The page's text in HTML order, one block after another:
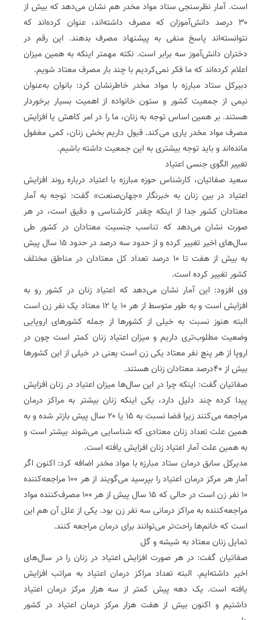
است. آمار نظرسنجی ستاد مواد مخدر هم نشان می‌دهد که بیش از
۳۰ درصد دانش‌آموزان که مصرف داشته‌اند، عنوان کرده‌اند که
نتوانسته‌اند پاسخ منفی به پیشنهاد مصرف بدهند. این رقم در
دختران دانش‌آموز سه برابر است. نکته مهمتر اینکه به همین میزان
اعلام کرده‌اند که ما فکر نمی‌کردیم با چند بار مصرف معتاد شویم.
دبیرکل ستاد مبارزه با مواد مخدر خاطرنشان کرد: بانوان به‌عنوان
نیمی از جمعیت کشور و ستون خانواده از اهمیت بسیار برخوردار
هستند. بر همین اساس توجه به زنان، ما را در امر کاهش یا افزایش
مصرف مواد مخدر یاری می‌کند. قبول داریم بخش زنان، کمی مغفول
مانده‌اند و باید توجه بیشتری به این جمعیت داشته باشیم.
تغییر الگوی جنسی اعتیاد
سعید صفاتیان، کارشناس حوزه مبارزه با اعتیاد درباره روند افزایش
اعتیاد در بین زنان به خبرنگار «جهان‌صنعت» گفت: توجه به آمار
معتادان کشور جدا از اینکه چقدر کارشناسی و دقیق است، در هر
صورت نشان می‌دهد که تناسب جنسیت معتادان در کشور طی
سال‌های اخیر تغییر کرده و از حدود سه درصد در حدود ۱۵ سال پیش
به بیش از هفت تا ۱۰ درصد تعداد کل معتادان در مناطق مختلف
کشور تغییر کرده است.
وی افزود: این آمار نشان می‌دهد که اعتیاد زنان در کشور رو به
افزایش است و به طور متوسط از هر ۱۰ یا ۱۲ معتاد یک نفر زن است
البته هنوز نسبت به خیلی از کشورها از جمله کشورهای اروپایی
وضعیت مطلوب‌تری داریم و میزان اعتیاد زنان کمتر است چون در
اروپا از هر پنچ نفر معتاد یکی زن است یعنی در خیلی از این کشورها
بیش از ۴۰درصد معتادان زنان هستند.
صفاتیان گفت: اینکه چرا در این سال‌ها میزان اعتیاد در زنان افزایش
پیدا کرده چند دلیل دارد، یکی اینکه زنان بیشتر به مراکز درمان
مراجعه می‌کنند زیرا فضا نسبت به ۱۵ یا ۲۰ سال پیش بازتر شده و به
همین علت تعداد زنان معتادی که شناسایی می‌شوند بیشتر است و
به همین علت آمار اعتیاد زنان افزایش یافته است.
مدیرکل سابق درمان ستاد مبارزه با مواد مخدر اضافه کرد: اکنون اگر
آمار هر مرکز درمان اعتیاد را بپرسید می‌گویند از هر ۱۰۰ مراجعه‌کننده
۱۰ نفر زن است در حالی که ۱۵ سال پیش از هر ۱۰۰ مصرف‌کننده مواد
مراجعه‌کننده به مراکز درمانی سه نفر زن بود. یکی از علل آن هم این
است که خانم‌ها راحت‌تر می‌توانند برای درمان مراجعه کنند.
تمایل زنان معتاد به شیشه و گل
صفاتیان گفت: در هر صورت افزایش اعتیاد در زنان را در سال‌های
اخیر داشته‌ایم. البته تعداد مراکز درمان اعتیاد به مراتب افزایش
یافته است. یک دهه پیش کمتر از سه هزار مرکز درمان اعتیاد
داشتیم و اکنون بیش از هفت هزار مرکز درمان اعتیاد در کشور